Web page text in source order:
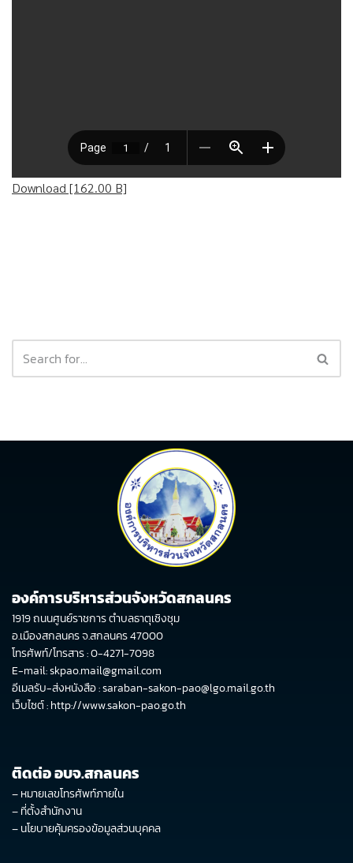
Download [162.00 B]
องค์การบริหารส่วนจังหวัดสกลนคร
1919 ถนนศูนย์ราชการ ตำบลธาตุเชิงชุม
อ.เมืองสกลนคร จ.สกลนคร 47000
โทรศัพท์/โทรสาร : 0-4271-7098
E-mail: skpao.mail@gmail.com
อีเมลรับ-ส่งหนังสือ : saraban-sakon-pao@lgo.mail.go.th
เว็บไซต์ :http://www.sakon-pao.go.th
ติดต่อ อบจ.สกลนคร
–หมายเลขโทรศัพท์ภายใน
–ที่ตั้งสำนักงาน
–นโยบายคุ้มครองข้อมูลส่วนบุคคล